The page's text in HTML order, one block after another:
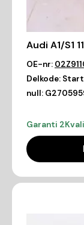
Audi A1/S1
OE-nr:
Delkode:
null:
Garanti 2